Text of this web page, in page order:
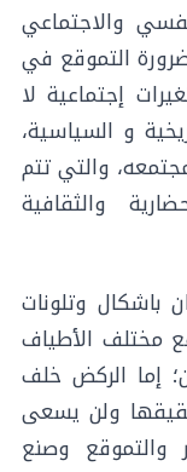
والاجتماعي
التموقع في
إجتماعية لا
و السياسية،
والتي تتم
والثقافية
باشكال وتلونات
مختلف الأطياف
إما الركض خلف
ولن يسعى
والتموقع وصنع